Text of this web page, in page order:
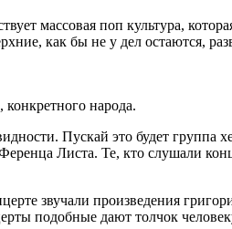
массовая поп культура,
как бы не у дел остаются,
народа.
Пускай это будет группа
Листа. Те, кто слушали
звучали произведения
подобные дают толчок